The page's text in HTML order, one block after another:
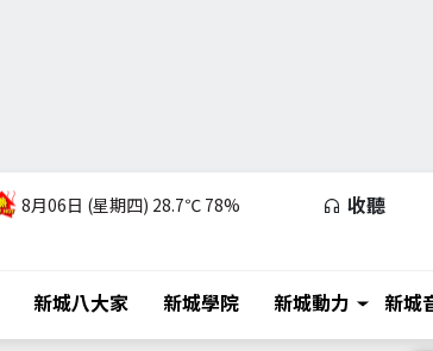
8月06日 (星期四) 28.7℃ 78% 收聽
新城八大家 新城學院 新城動力 新城